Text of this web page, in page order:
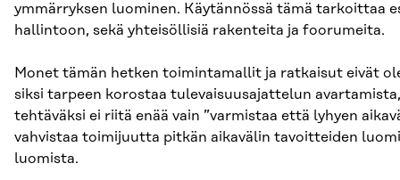
ymmärryksen luominen. Käytännössä tämä tarkoittaa
hallintoon, sekä yhteisöllisiä rakenteita ja foorumeita.
Monet tämän hetken toimintamallit ja ratkaisut eivät
siksi tarpeen korostaa tulevaisuusajattelun
tehtäväksi ei riitä enää vain ”varmistaa että lyhyen
vahvistaa toimijuutta pitkän aikavälin tavoitteiden
luomista.